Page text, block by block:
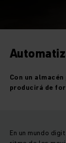
Con un
producirá de
En un mundo